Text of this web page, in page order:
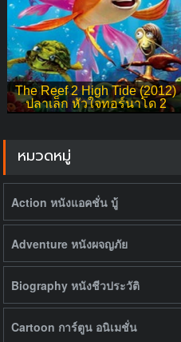
The Reef 2 High Tide (2012)
ปลาเล็ก หัวใจทอร์นาโด 2
หมวดหมู่
Action หนังแอคชั่น บู้
Adventure หนังผจญภัย
Biography หนังชีวประวัติ
Cartoon การ์ตูน อนิเมชั่น